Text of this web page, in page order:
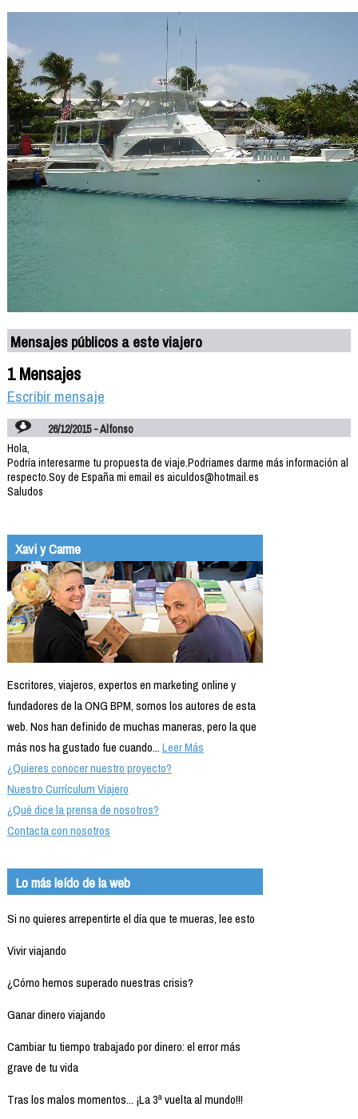
Mensajes públicos a este viajero
1 Mensajes
Escribir mensaje
26/12/2015 - Alfonso
Hola,
Podría interesarme tu propuesta de viaje.Podriames darme más información al
respecto.Soy de España mi email es aiculdos@hotmail.es
Saludos
Xavi y Carme
Escritores, viajeros, expertos en marketing online y
fundadores de la ONG BPM, somos los autores de esta
web. Nos han definido de muchas maneras, pero la que
más nos ha gustado fue cuando...Leer Más
¿Quieres conocer nuestro proyecto?
Nuestro Currículum Viajero
¿Qué dice la prensa de nosotros?
Contacta con nosotros
Lo más leído de la web
Si no quieres arrepentirte el día que te mueras, lee esto
Vivir viajando
¿Cómo hemos superado nuestras crisis?
Ganar dinero viajando
Cambiar tu tiempo trabajado por dinero: el error más
grave de tu vida
Tras los malos momentos... ¡La 3ª vuelta al mundo!!!